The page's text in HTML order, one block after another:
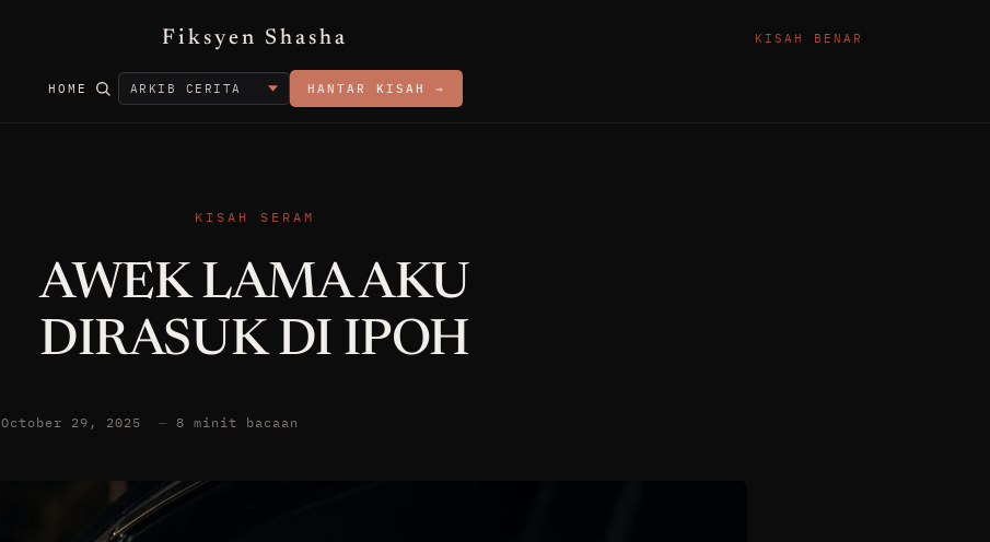
Fiksyen Shasha KISAH BENAR
HOME HANTAR KISAH →
KISAH SERAM
AWEK LAMA AKU
DIRASUK DI IPOH
October 29, 2025 — 8 minit bacaan